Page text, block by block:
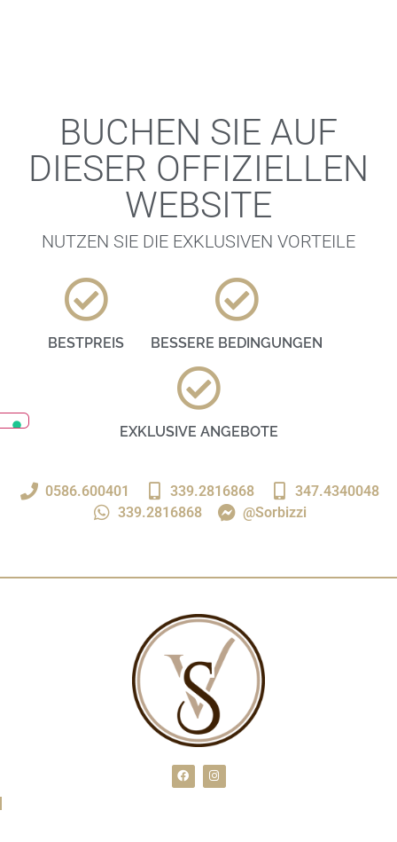
BUCHEN SIE AUF
DIESER OFFIZIELLEN
WEBSITE
NUTZEN SIE DIE EXKLUSIVEN VORTEILE
BESTPREIS BESSERE BEDINGUNGEN
EXKLUSIVE ANGEBOTE
0586.600401 339.2816868
347.4340048
339.2816868
@Sorbizzi